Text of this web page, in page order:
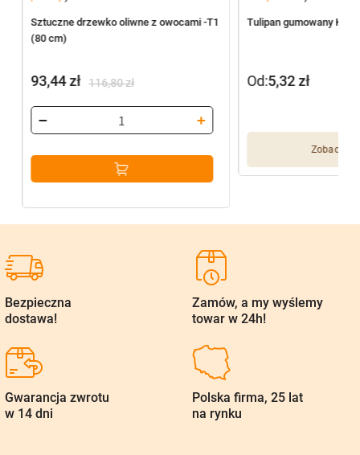
Sztuczne drzewko oliwne z owocami -T1
(80 cm)
116,80zł
cena
wynosiła:
116,80 zł.
93,44zł
cena
wynosi:
93,44 zł.
Tulipan gumowany K25
Zobacz
Od:5,32zł
Bezpieczna
dostawa!
Zamów, a my wyślemy
towar w 24h!
Gwarancja zwrotu
w 14 dni
Polska firma, 25 lat
na rynku